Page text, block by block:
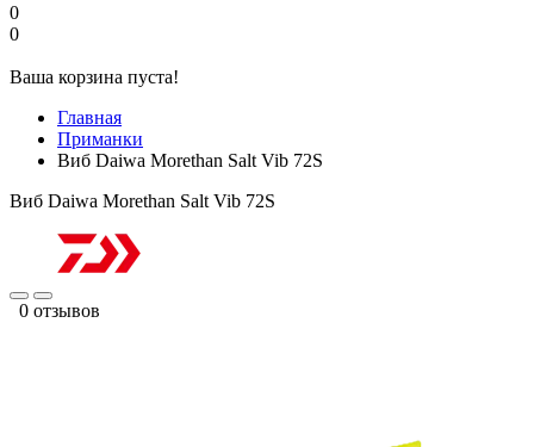
0
0
Ваша корзина пуста!
Главная
Приманки
Виб Daiwa Morethan Salt Vib 72S
Виб Daiwa Morethan Salt Vib 72S
0 отзывов